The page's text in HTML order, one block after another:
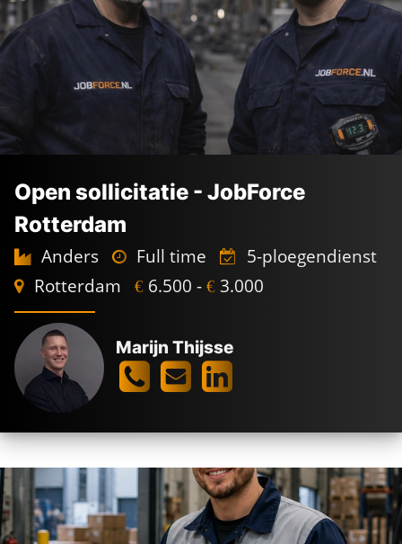
Open sollicitatie - JobForce
Rotterdam
Anders Full time
5-ploegendienst
Rotterdam
€ 6.500 - € 3.000
Marijn Thijsse